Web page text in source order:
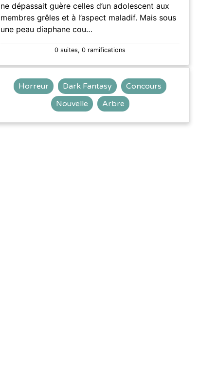
ne dépassait guère celles d’un adolescent aux
membres grêles et à l’aspect maladif. Mais sous
une peau diaphane cou…
0 suites, 0 ramifications
Horreur Dark Fantasy
Concours
Nouvelle
Arbre